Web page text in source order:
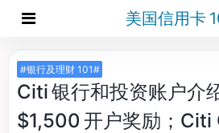
美国信用卡
#银行及理财 101#
Citi 银行和投资账户介
$1,500 开户奖励；Citi